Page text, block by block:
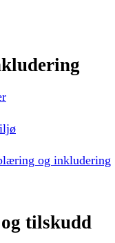
og inkludering
tilskudd